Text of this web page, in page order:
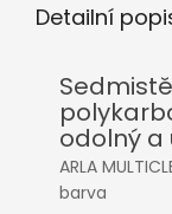
Detailní
odolný a
ARLA
barva